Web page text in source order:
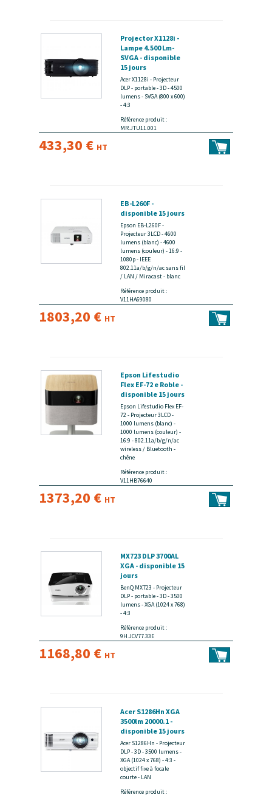
Projector X1128i -
Lampe 4.500 Lm-
SVGA - disponible
15 jours
Acer X1128i - Projecteur
DLP - portable - 3D - 4500
lumens - SVGA (800 x 600)
- 4:3
Référence produit :
MR.JTU11.001
433,30 € HT
EB-L260F -
disponible 15 jours
Epson EB-L260F -
Projecteur 3LCD - 4600
lumens (blanc) - 4600
lumens (couleur) - 16:9 -
1080p - IEEE
802.11a/b/g/n/ac sans fil
/ LAN / Miracast - blanc
Référence produit :
V11HA69080
1803,20 € HT
Epson Lifestudio
Flex EF-72 e Roble -
disponible 15 jours
Epson Lifestudio Flex EF-
72 - Projecteur 3LCD -
1000 lumens (blanc) -
1000 lumens (couleur) -
16:9 - 802.11a/b/g/n/ac
wireless / Bluetooth -
chêne
Référence produit :
V11HB76640
1373,20 € HT
MX723 DLP 3700AL
XGA - disponible 15
jours
BenQ MX723 - Projecteur
DLP - portable - 3D - 3500
lumens - XGA (1024 x 768)
- 4:3
Référence produit :
9H.JCV77.33E
1168,80 € HT
Acer S1286Hn XGA
3500lm 20000.1 -
disponible 15 jours
Acer S1286Hn - Projecteur
DLP - 3D - 3500 lumens -
XGA (1024 x 768) - 4:3 -
objectif fixe à focale
courte - LAN
Référence produit :